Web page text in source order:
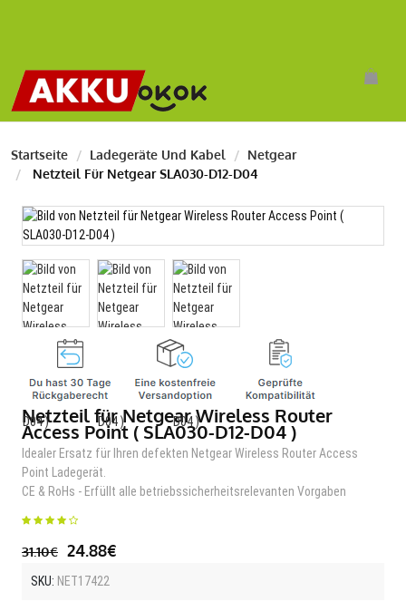
Startseite Ladegeräte Und Kabel
Netgear
Netzteil Für Netgear SLA030-D12-D04
Netzteil für Netgear Wireless Router
Access Point ( SLA030-D12-D04 )
Idealer Ersatz für Ihren defekten Netgear Wireless Router Access
Point Ladegerät.
CE & RoHs - Erfüllt alle betriebssicherheitsrelevanten Vorgaben
31.10€ 24.88€
SKU: NET17422